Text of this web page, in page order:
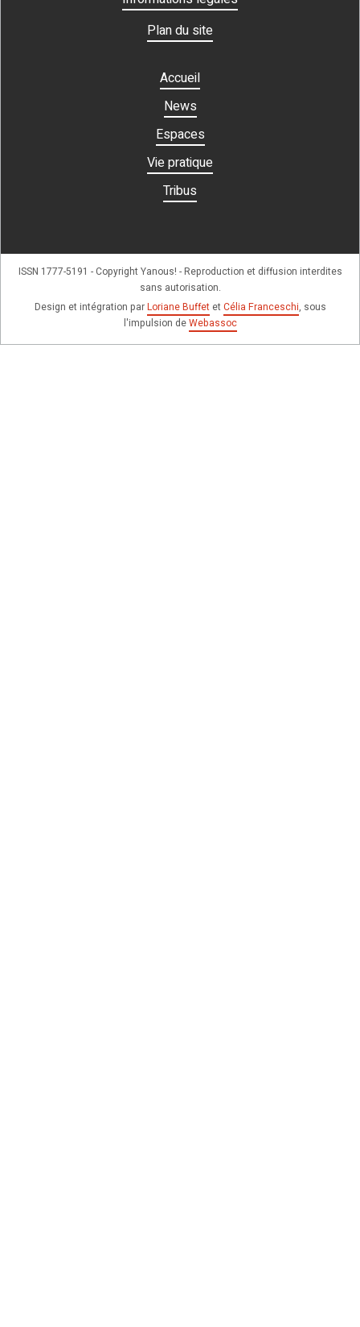
Plan du site
Accueil
News
Espaces
Vie pratique
Tribus
ISSN 1777-5191 - Copyright Yanous! - Reproduction et diffusion interdites
sans autorisation.
Design et intégration parLoriane Buffetet Célia Franceschi, sous
l'impulsion deWebassoc